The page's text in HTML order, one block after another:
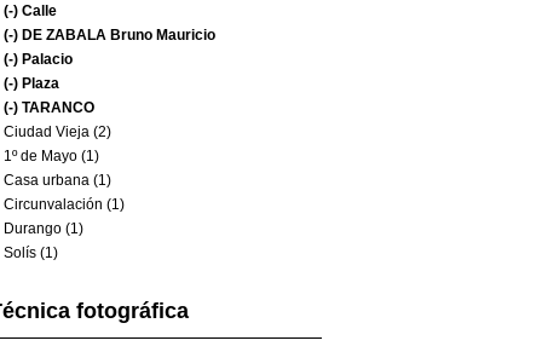
(-) Calle
(-) DE ZABALA Bruno Mauricio
(-) Palacio
(-) Plaza
(-) TARANCO
Ciudad Vieja (2)
1º de Mayo (1)
Casa urbana (1)
Circunvalación (1)
Durango (1)
Solís (1)
fotográfica